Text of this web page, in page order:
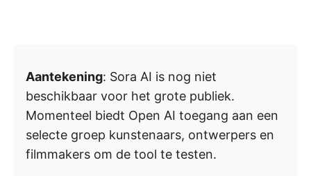
Aantekening: Sora AI is nog niet
beschikbaar voor het grote publiek.
Momenteel biedt Open AI toegang aan een
selecte groep kunstenaars, ontwerpers en
filmmakers om de tool te testen.